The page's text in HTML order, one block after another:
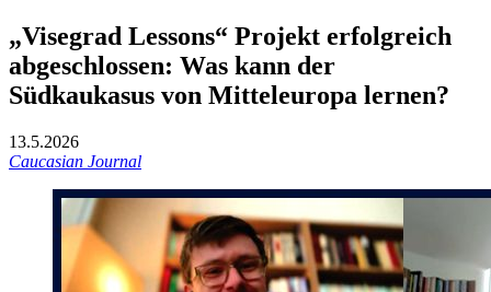
„Visegrad Lessons“ Projekt erfolgreich
abgeschlossen: Was kann der
Südkaukasus von Mitteleuropa lernen?
13.5.2026
Caucasian Journal